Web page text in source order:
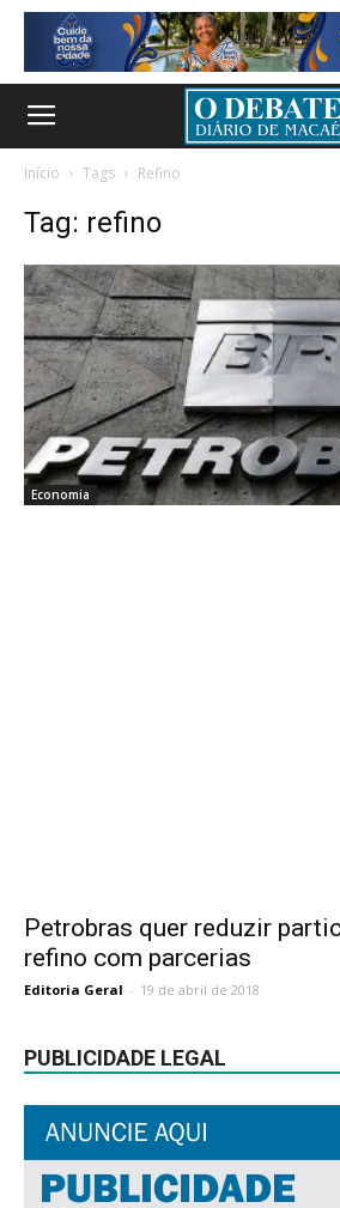
Início Tags Refino
Tag: refino
Economia
Petrobras quer reduzir
refino com parcerias
Editoria Geral - 19 de abril de 2018
PUBLICIDADE LEGAL